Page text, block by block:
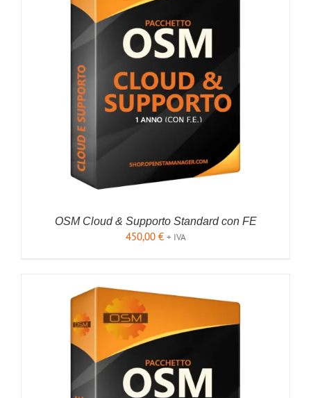
AGGIUNGI AL CARRELLO
OSM Cloud & Supporto Standard con FE
450,00 € + IVA